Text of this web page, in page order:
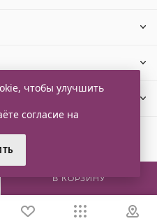
В КОРЗИНУ
чтобы улучшить
согласие на